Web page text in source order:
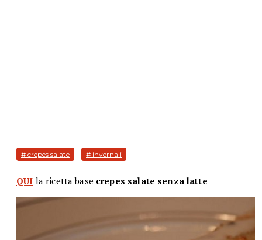
# crepes salate # invernali
QUI la ricetta base crepes salate senza latte